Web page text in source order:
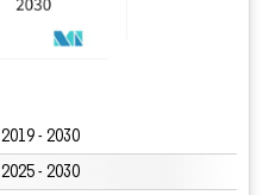
2019 - 2030
2025 - 2030